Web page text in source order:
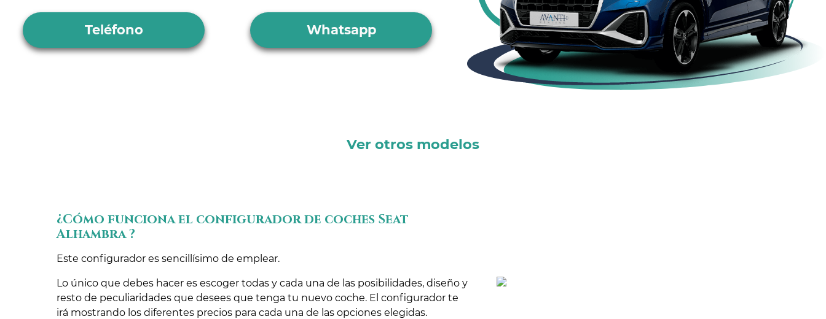
Teléfono Whatsapp
Ver otros modelos
¿Cómo funciona el configurador de coches Seat
Alhambra ?
Este configurador es sencillísimo de emplear.
Lo único que debes hacer es escoger todas y cada una de las posibilidades, diseño y
resto de peculiaridades que desees que tenga tu nuevo coche. El configurador te
irá mostrando los diferentes precios para cada una de las opciones elegidas.